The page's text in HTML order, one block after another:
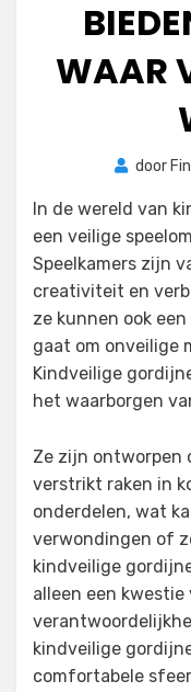
WAAR
door
In de wereld van
een veilige
Speelkamers zijn
creativiteit en
ze kunnen ook
gaat om onveilige
Kindveilige
het waarborgen
Ze zijn ontworpen
verstrikt raken in
onderdelen, wat
verwondingen of
kindveilige
alleen een
kindveilige
comfortabele